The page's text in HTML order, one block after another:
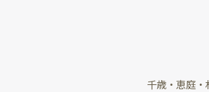
千歳・恵庭・